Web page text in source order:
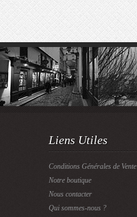
Liens Utiles
Conditions Générales de Vente
Notre boutique
Nous contacter
Qui sommes-nous ?